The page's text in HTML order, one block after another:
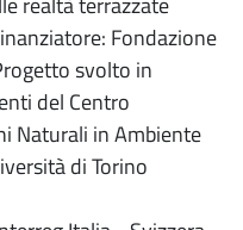
Fondazione
svolto in
del Centro
Naturali in Ambiente
di Torino